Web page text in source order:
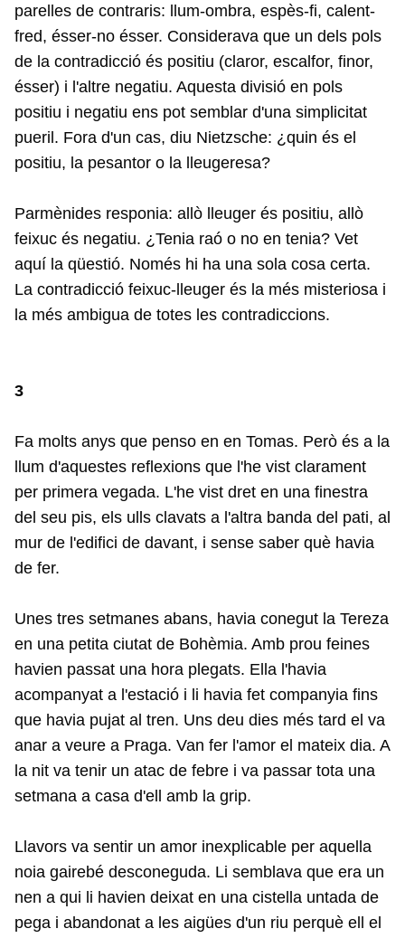
parelles de contraris: llum-ombra, espès-fi, calent-
fred, ésser-no ésser. Considerava que un dels pols
de la contradicció és positiu (claror, escalfor, finor,
ésser) i l'altre negatiu. Aquesta divisió en pols
positiu i negatiu ens pot semblar d'una simplicitat
pueril. Fora d'un cas, diu Nietzsche: ¿quin és el
positiu, la pesantor o la lleugeresa?
Parmènides responia: allò lleuger és positiu, allò
feixuc és negatiu. ¿Tenia raó o no en tenia? Vet
aquí la qüestió. Només hi ha una sola cosa certa.
La contradicció feixuc-lleuger és la més misteriosa i
la més ambigua de totes les contradiccions.
3
Fa molts anys que penso en en Tomas. Però és a la
llum d'aquestes reflexions que l'he vist clarament
per primera vegada. L'he vist dret en una finestra
del seu pis, els ulls clavats a l'altra banda del pati, al
mur de l'edifici de davant, i sense saber què havia
de fer.
Unes tres setmanes abans, havia conegut la Tereza
en una petita ciutat de Bohèmia. Amb prou feines
havien passat una hora plegats. Ella l'havia
acompanyat a l'estació i li havia fet companyia fins
que havia pujat al tren. Uns deu dies més tard el va
anar a veure a Praga. Van fer l'amor el mateix dia. A
la nit va tenir un atac de febre i va passar tota una
setmana a casa d'ell amb la grip.
Llavors va sentir un amor inexplicable per aquella
noia gairebé desconeguda. Li semblava que era un
nen a qui li havien deixat en una cistella untada de
pega i abandonat a les aigües d'un riu perquè ell el